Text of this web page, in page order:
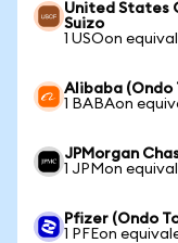
United States
Suizo
1 USOon
Alibaba (Ondo
1 BABAon
JPMorgan
1 JPMon
Pfizer (Ondo
1 PFEon